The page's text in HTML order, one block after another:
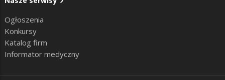
Ogłoszenia
Konkursy
Katalog firm
Informator medyczny